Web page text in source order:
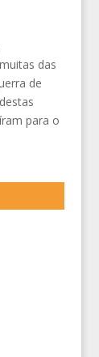
das
de
para o